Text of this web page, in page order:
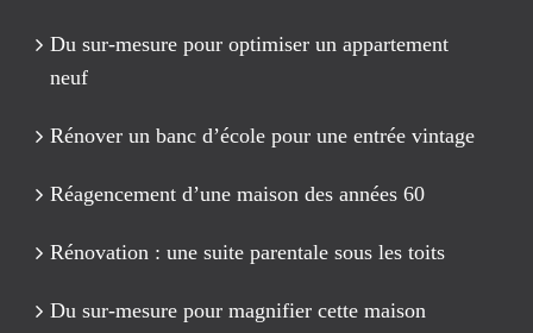
Du sur-mesure pour optimiser un appartement
neuf
Rénover un banc d’école pour une entrée vintage
Réagencement d’une maison des années 60
Rénovation : une suite parentale sous les toits
Du sur-mesure pour magnifier cette maison